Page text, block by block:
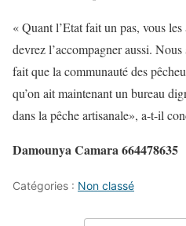
« Quant l’Etat fait un pas, vous
devrez l’accompagner aussi.
fait que la communauté des
qu’on ait maintenant un bureau
dans la pêche artisanale», a-t-il
Damounya Camara 664478635
Catégories : Non classé